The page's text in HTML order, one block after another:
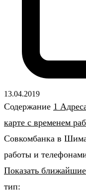
13.04.2019
Содержание 1
карте с временем
Совкомбанка в
работы и
Показать
тип: